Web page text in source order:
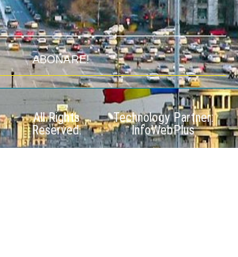
ABONARE!
All Rights
Reserved.
Technology Partner:
InfoWebPlus